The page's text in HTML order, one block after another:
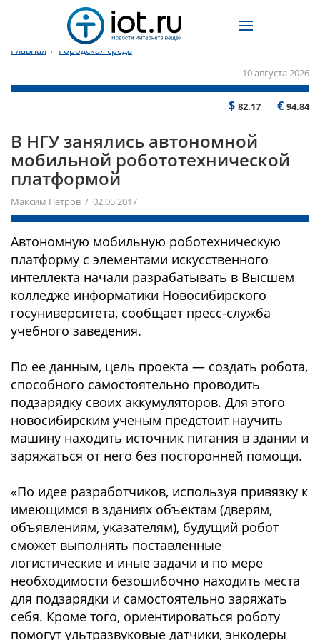
Главная / Городская среда
10 августа 2026
$ 82.17 € 94.84
В НГУ занялись автономной
мобильной робототехнической
платформой
Максим Петров / 02.05.2017
Автономную мобильную роботехническую
платформу с элементами искусственного
интеллекта начали разрабатывать в Высшем
колледже информатики Новосибирского
госуниверситета, сообщает пресс-служба
учебного заведения.
По ее данным, цель проекта — создать робота,
способного самостоятельно проводить
подзарядку своих аккумуляторов. Для этого
новосибирским ученым предстоит научить
машину находить источник питания в здании и
заряжаться от него без посторонней помощи.
«По идее разработчиков, используя привязку к
имеющимся в зданиях объектам (дверям,
объявлениям, указателям), будущий робот
сможет выполнять поставленные
логистические и иные задачи и по мере
необходимости безошибочно находить места
для подзарядки и самостоятельно заряжать
себя. Кроме того, ориентироваться роботу
помогут ультразвуковые датчики, энкодеры